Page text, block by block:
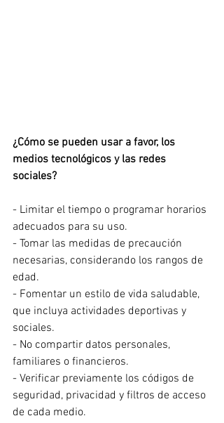
¿Cómo se pueden usar a favor, los
medios tecnológicos y las redes
sociales?
- Limitar el tiempo o programar horarios
adecuados para su uso.
- Tomar las medidas de precaución
necesarias, considerando los rangos de
edad.
- Fomentar un estilo de vida saludable,
que incluya actividades deportivas y
sociales.
- No compartir datos personales,
familiares o financieros.
- Verificar previamente los códigos de
seguridad, privacidad y filtros de acceso
de cada medio.